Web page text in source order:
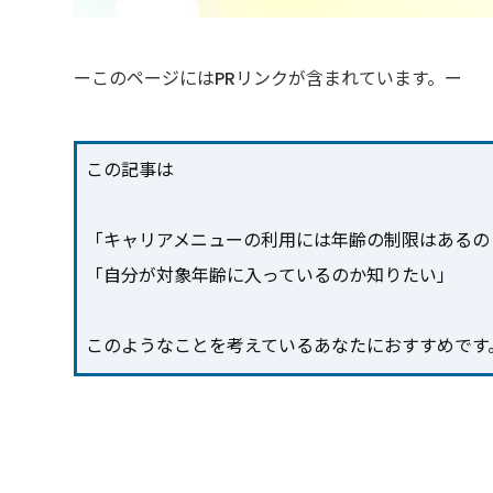
ーこのページにはPRリンクが含まれています。ー
この記事は
「キャリアメニューの利用には年齢の制限はある
「自分が対象年齢に入っているのか知りたい」
このようなことを考えているあなたにおすすめです